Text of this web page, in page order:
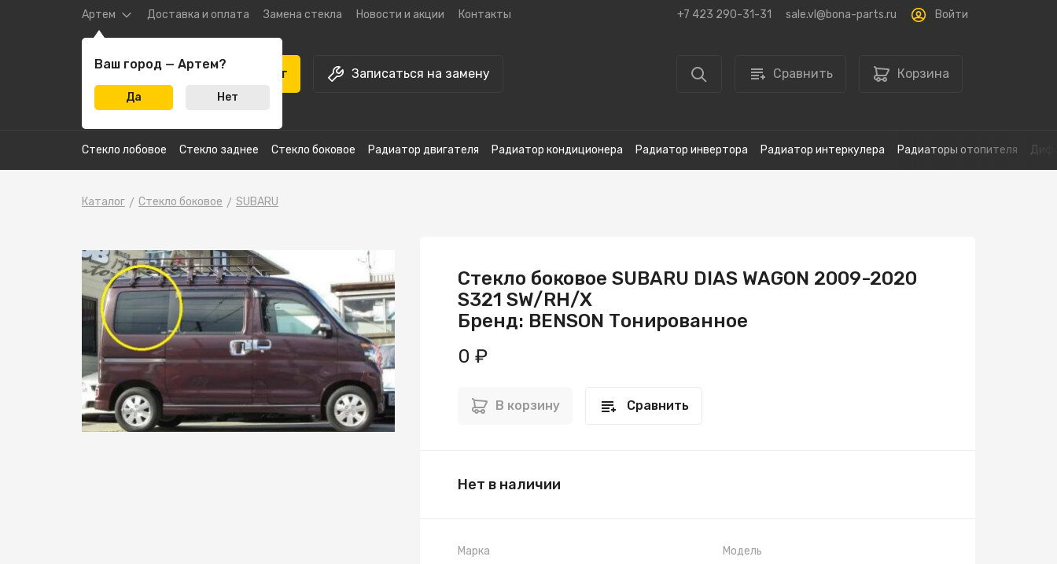
Артем Доставка и оплата Замена стекла Новости и акции Контакты +7 423 290-31-31 sale.vl@bona-parts.ru Войти
Каталог Записаться на замену Сравнить Корзина
Ваш город — Артем?
Да Нет
Стекло лобовое Стекло заднее Стекло боковое Радиатор двигателя Радиатор кондиционера Радиатор инвертора Радиатор интеркулера Радиаторы отопителя
Каталог Стекло боковое SUBARU
Стекло боковое SUBARU DIAS WAGON 2009-2020
S321 SW/RH/X
Бренд: BENSON Тонированное
0 ₽
В корзину Сравнить
Нет в наличии
Марка Модель